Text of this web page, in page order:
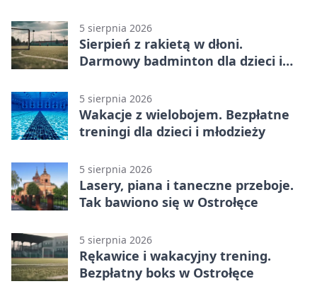
5 sierpnia 2026
Sierpień z rakietą w dłoni.
Darmowy badminton dla dzieci i
5 sierpnia 2026
Wakacje z wielobojem. Bezpłatne
treningi dla dzieci i młodzieży
5 sierpnia 2026
Lasery, piana i taneczne przeboje.
Tak bawiono się w Ostrołęce
5 sierpnia 2026
Rękawice i wakacyjny trening.
Bezpłatny boks w Ostrołęce